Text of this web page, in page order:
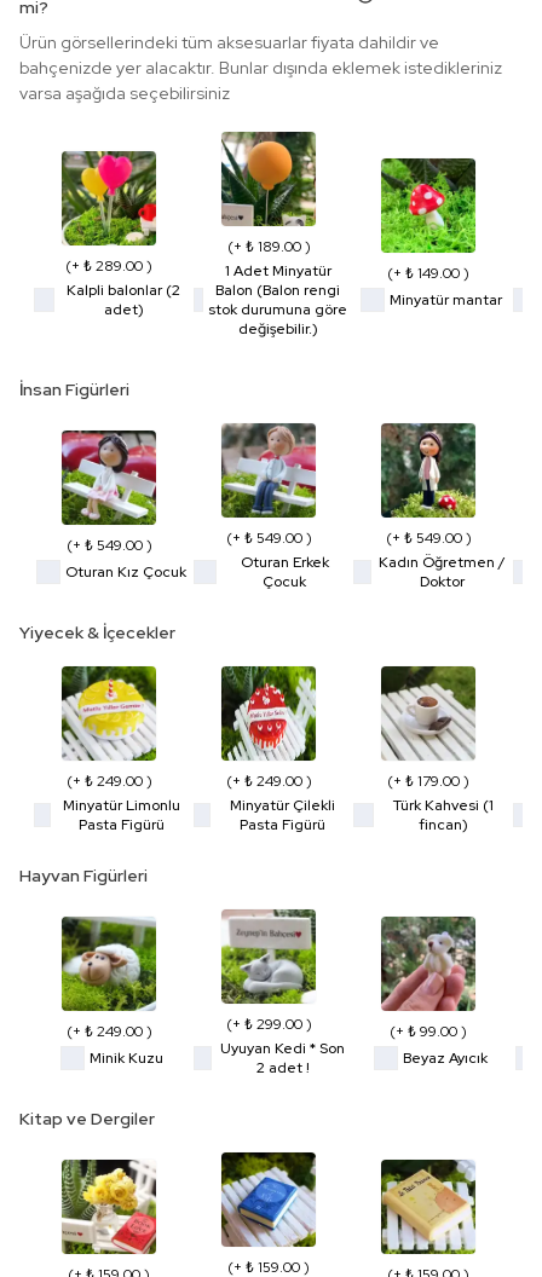
mi?
Ürün görsellerindeki tüm aksesuarlar fiyata dahildir ve
bahçenizde yer alacaktır. Bunlar dışında eklemek istedikleriniz
varsa aşağıda seçebilirsiniz
(+ ₺ 289.00 )
Kalpli balonlar (2
adet)
(+ ₺ 189.00 )
1 Adet Minyatür
Balon (Balon rengi
stok durumuna göre
değişebilir.)
(+ ₺ 149.00 )
Minyatür mantar
İnsan Figürleri
(+ ₺ 549.00 )
Oturan Kız Çocuk
(+ ₺ 549.00 )
Oturan Erkek
Çocuk
(+ ₺ 549.00 )
Kadın Öğretmen /
Doktor
Yiyecek & İçecekler
(+ ₺ 249.00 )
Minyatür Limonlu
Pasta Figürü
(+ ₺ 249.00 )
Minyatür Çilekli
Pasta Figürü
(+ ₺ 179.00 )
Türk Kahvesi (1
fincan)
Hayvan Figürleri
(+ ₺ 249.00 )
Minik Kuzu
(+ ₺ 299.00 )
Uyuyan Kedi * Son
2 adet !
(+ ₺ 99.00 )
Beyaz Ayıcık
Kitap ve Dergiler
(+ ₺ 159.00 )